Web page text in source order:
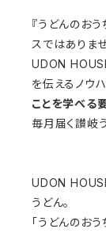
『うどんのお
スではありませ
UDON
を伝えるノウ
ことを学べる
毎月届く讃岐
UDON
うどん。
「うどんのお